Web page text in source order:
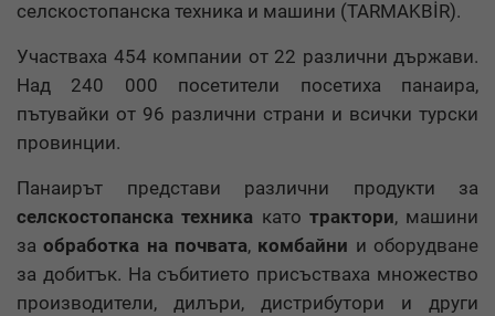
селскостопанска техника и машини (TARMAKBİR).
Участваха 454 компании от 22 различни държави.
Над 240 000 посетители посетиха панаира,
пътувайки от 96 различни страни и всички турски
провинции.
Панаирът представи различни продукти за
селскостопанска техника като трактори, машини
заобработка на почвата, комбайни и оборудване
за добитък. На събитието присъстваха множество
производители, дилъри, дистрибутори и други